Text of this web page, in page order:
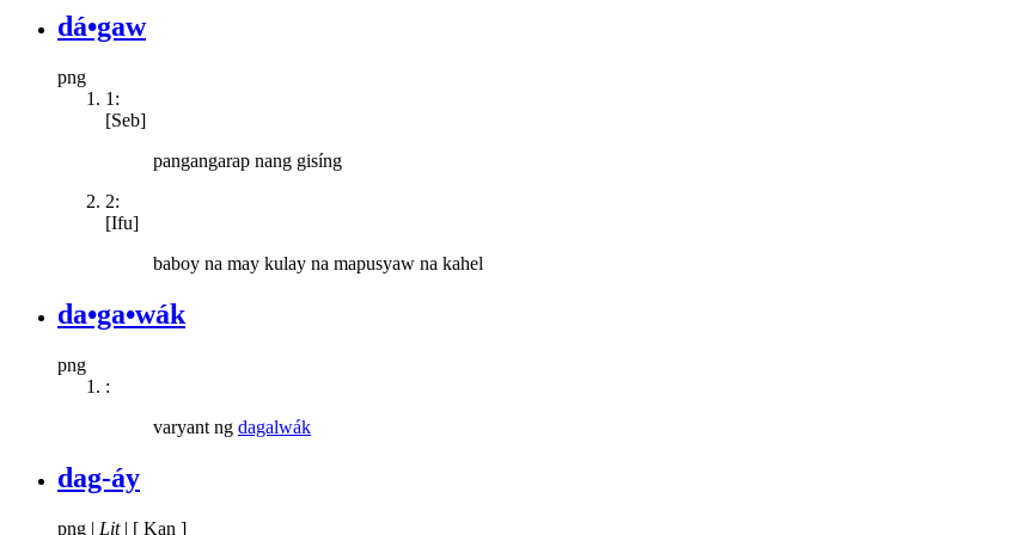
dá•gaw
png
1:
[Seb]
pangangarap nang gisíng
2:
[Ifu]
baboy na may kulay na mapusyaw na kahel
da•ga•wák
png
:
varyant ng dagalwák
dag-áy
png | Lit | [ Kan ]